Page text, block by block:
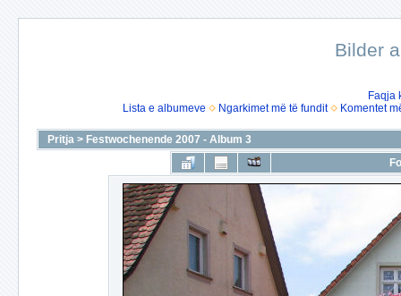
Bilder
Faqja
Lista e albumeve
Ngarkimet më të fundit Komentet
Pritja > Festwochenende 2007 - Album 3